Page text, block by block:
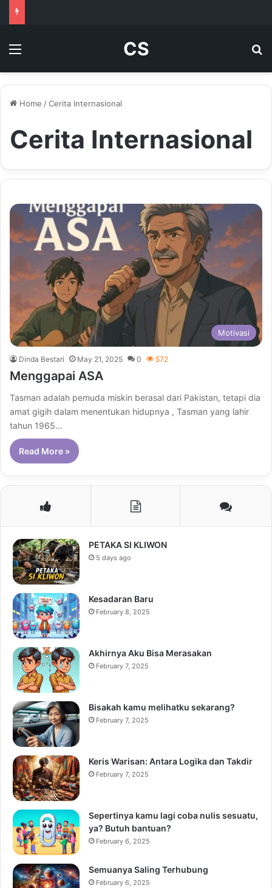
Menu CS
Home /Cerita Internasional
Cerita Internasional
Motivasi
Dinda Bestari May 21, 2025 0 572
Menggapai ASA
Tasman adalah pemuda miskin berasal dari Pakistan, tetapi dia
amat gigih dalam menentukan hidupnya , Tasman yang lahir
tahun 1965…
Read More »
PETAKA SI KLIWON
5 days ago
Kesadaran Baru
February 8, 2025
Akhirnya Aku Bisa Merasakan
February 7, 2025
Bisakah kamu melihatku sekarang?
February 7, 2025
Keris Warisan: Antara Logika dan Takdir
February 7, 2025
Sepertinya kamu lagi coba nulis sesuatu,
ya? Butuh bantuan?
February 6, 2025
Semuanya Saling Terhubung
February 6, 2025